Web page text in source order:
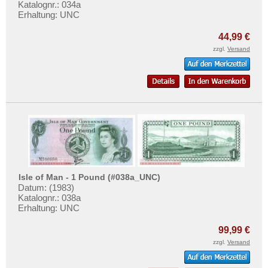
Lettland
Memelgebiet
Moldawien
Montenegro
Niederlande
Nordirland
Norwegen
Testbanknoten
Kontakt
Informationen
Preislisten
Ankauf
Erhaltungsgrade
Katalognr.: 034a
Erhaltung: UNC
44,99 €
zzgl. Versand
Isle of Man - 1 Pound (#038a_UNC)
Datum: (1983)
Katalognr.: 038a
Erhaltung: UNC
99,99 €
zzgl. Versand